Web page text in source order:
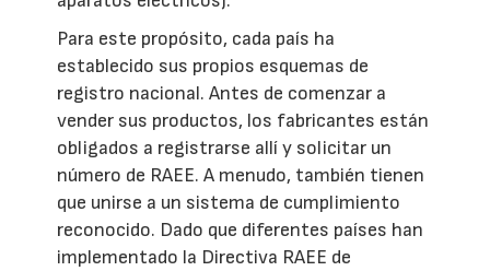
Para este propósito, cada país ha
establecido sus propios esquemas de
registro nacional. Antes de comenzar a
vender sus productos, los fabricantes están
obligados a registrarse allí y solicitar un
número de RAEE. A menudo, también tienen
que unirse a un sistema de cumplimiento
reconocido. Dado que diferentes países han
implementado la Directiva RAEE de